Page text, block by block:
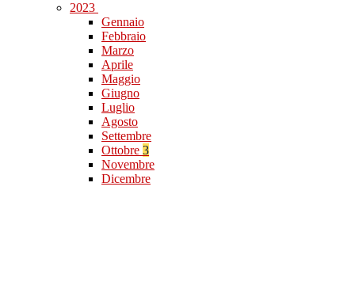
2023
Gennaio
Febbraio
Marzo
Aprile
Maggio
Giugno
Luglio
Agosto
Settembre
Ottobre 3
Novembre
Dicembre